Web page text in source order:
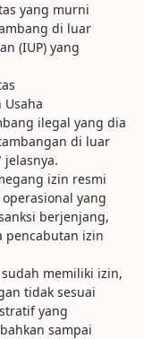
yang murni
di luar
(IUP) yang
ilegal yang dia
di luar
jelasnya.
izin resmi
yang
berjenjang,
izin
memiliki izin,
tidak sesuai
yang
sampai